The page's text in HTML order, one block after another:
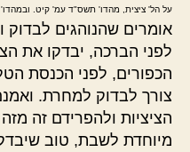
על הל' ציצית, מהדו' תשס"ד עמ' קיט.
אומרים שהנוהגים לבדוק
לפני הברכה, יבדקו את
הכפורים, לפני הכנסת
צורך לבדוק למחרת.
הציציות ולהפרידם זה
מיוחדת לשבת, טוב